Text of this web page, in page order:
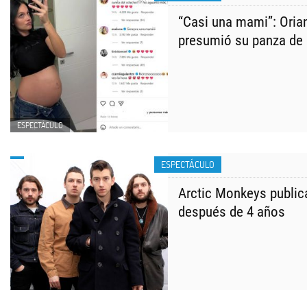
ESPECTÁCULO
“Casi una mami”:
presumió su panza
ESPECTÁCULO
Arctic Monkeys
después de 4 años